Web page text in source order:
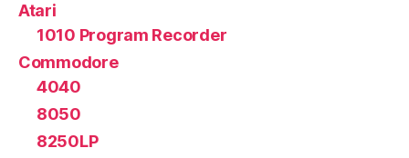
Atari
1010 Program Recorder
Commodore
4040
8050
8250LP